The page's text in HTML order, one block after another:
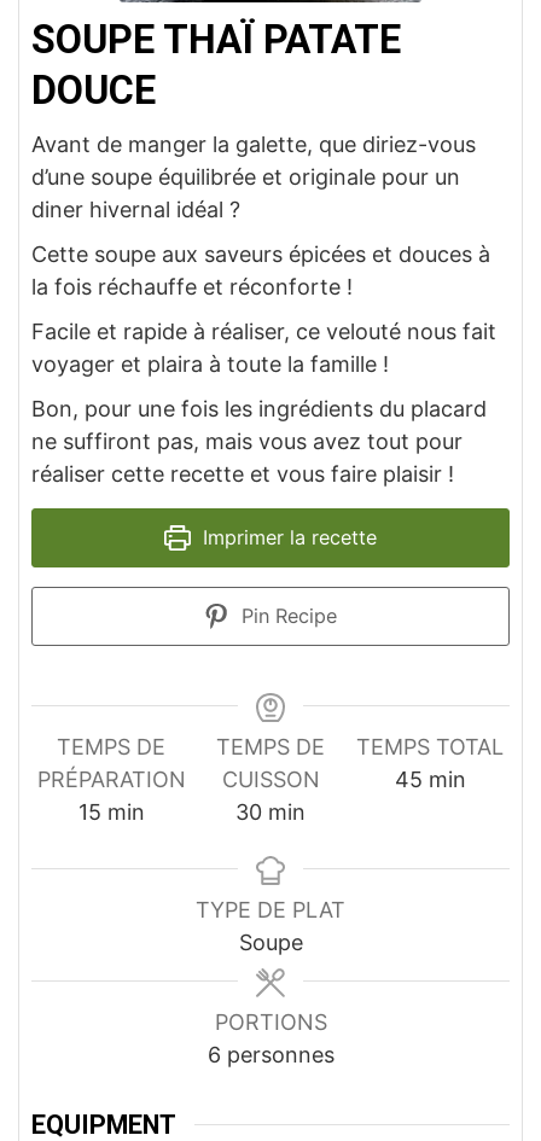
SOUPE THAÏ PATATE
DOUCE
Avant de manger la galette, que diriez-vous
d’une soupe équilibrée et originale pour un
diner hivernal idéal ?
Cette soupe aux saveurs épicées et douces à
la fois réchauffe et réconforte !
Facile et rapide à réaliser, ce velouté nous fait
voyager et plaira à toute la famille !
Bon, pour une fois les ingrédients du placard
ne suffiront pas, mais vous avez tout pour
réaliser cette recette et vous faire plaisir !
Imprimer la recette
Pin Recipe
TEMPS DE
PRÉPARATION
15minutes
min
TEMPS DE
CUISSON
30minutes
min
TEMPS TOTAL
45minutes
min
TYPE DE PLAT
Soupe
PORTIONS
6 personnes
EQUIPMENT